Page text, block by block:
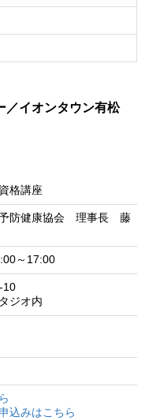
／イオンタウン有松
格講座
防健康協会 理事長 藤
～17:00
10
ジオ内
込みはこちら